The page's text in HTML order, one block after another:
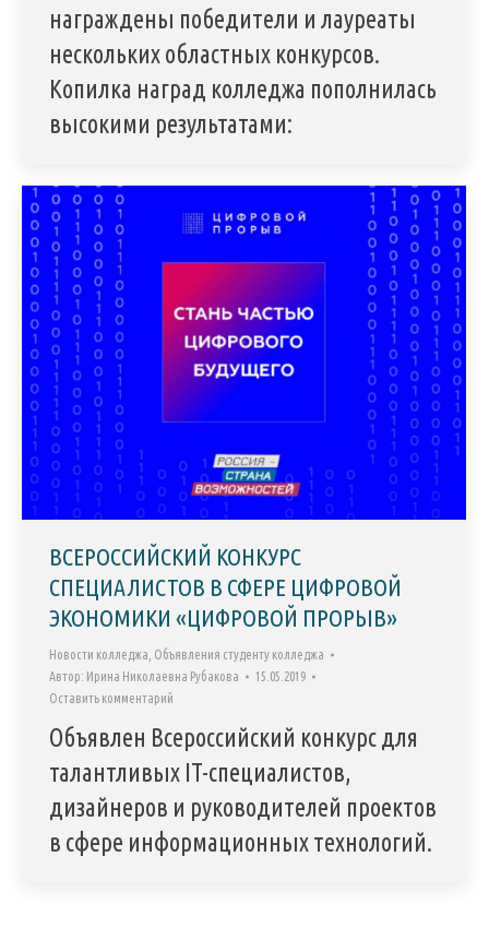
награждены победители и лауреаты
нескольких областных конкурсов.
Копилка наград колледжа пополнилась
высокими результатами:
ВСЕРОССИЙСКИЙ КОНКУРС
СПЕЦИАЛИСТОВ В СФЕРЕ ЦИФРОВОЙ
ЭКОНОМИКИ «ЦИФРОВОЙ ПРОРЫВ»
Новости колледжа Объявления студенту колледжа
Автор: Ирина Николаевна Рубакова
15.05.2019
Оставить комментарий
Объявлен Всероссийский конкурс для
талантливых IT-специалистов,
дизайнеров и руководителей проектов
в сфере информационных технологий.